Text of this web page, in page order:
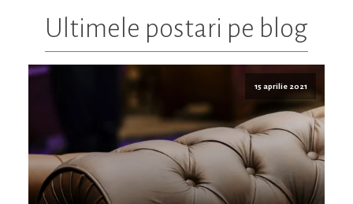
Ultimele postari pe blog
15 aprilie 2021